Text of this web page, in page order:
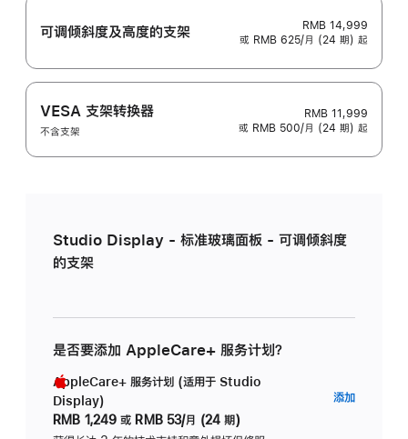
可调倾斜度及高‍度的支‍架
RMB 14,999
或 RMB 625/月 (24 期) 起
VESA 支架转换器
不含支架
RMB 11,999
或 RMB 500/月 (24 期) 起
Studio Display - 标准玻璃面板 - 可调倾斜度
的支架
是否要添加 AppleCare+ 服务计划？
AppleCare+ 服务计划 (适用于 Studio
Display)
RMB 1,249 或 RMB 53/月 (24 期)
添加